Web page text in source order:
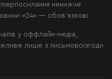
ненижче
«24» — обов’язкові.
у оффлайн-медіа,
лише з письмовоїзгоди